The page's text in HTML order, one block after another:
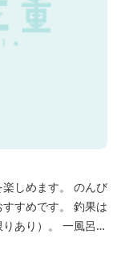
しめます。 のんび
です。 釣果は
あり）。 一風呂浴